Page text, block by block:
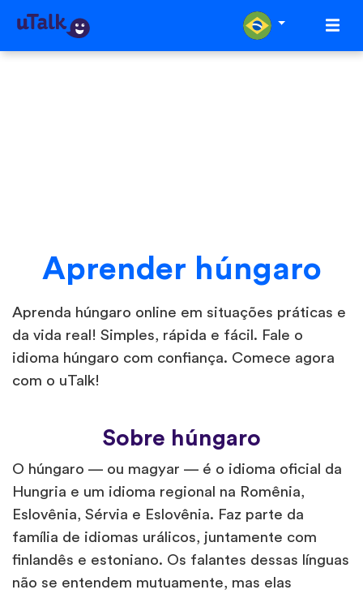
Aprender húngaro
Aprenda húngaro online em situações práticas e
da vida real! Simples, rápida e fácil. Fale o
idioma húngaro com confiança. Comece agora
com o uTalk!
Sobre húngaro
O húngaro — ou magyar — é o idioma oficial da
Hungria e um idioma regional na Romênia,
Eslovênia, Sérvia e Eslovênia. Faz parte da
família de idiomas urálicos, juntamente com
finlandês e estoniano. Os falantes dessas línguas
não se entendem mutuamente, mas elas